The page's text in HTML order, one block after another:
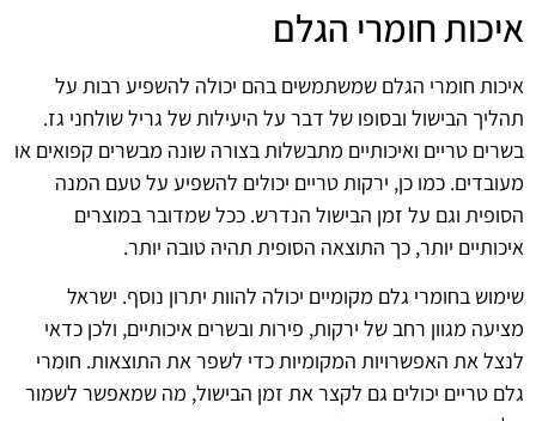
איכות חומרי הגלם
איכות חומרי הגלם שמשתמשים בהם יכולה להשפיע רבות על
תהליך הבישול ובסופו של דבר על היעילות של גריל שולחני גז.
בשרים טריים ואיכותיים מתבשלות בצורה שונה מבשרים קפואים או
מעובדים. כמו כן, ירקות טריים יכולים להשפיע על טעם המנה
הסופית וגם על זמן הבישול הנדרש. ככל שמדובר במוצרים
איכותיים יותר, כך התוצאה הסופית תהיה טובה יותר.
שימוש בחומרי גלם מקומיים יכולה להוות יתרון נוסף. ישראל
מציעה מגוון רחב של ירקות, פירות ובשרים איכותיים, ולכן כדאי
לנצל את האפשרויות המקומיות כדי לשפר את התוצאות. חומרי
גלם טריים יכולים גם לקצר את זמן הבישול, מה שמאפשר לשמור